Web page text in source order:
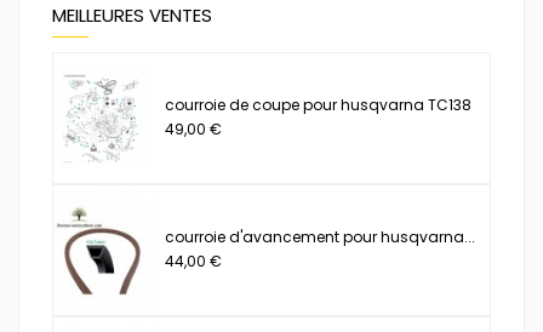
MEILLEURES VENTES
courroie de coupe pour husqvarna TC138
49,00 €
courroie d'avancement pour husqvarna...
44,00 €